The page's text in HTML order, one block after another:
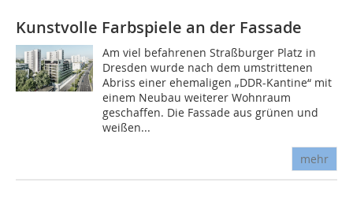
Kunstvolle Farbspiele an der Fassade
Am viel befahrenen Straßburger Platz in
Dresden wurde nach dem umstrittenen
Abriss einer ehemaligen „DDR-Kantine“ mit
einem Neubau weiterer Wohnraum
geschaffen. Die Fassade aus grünen und
weißen...
mehr